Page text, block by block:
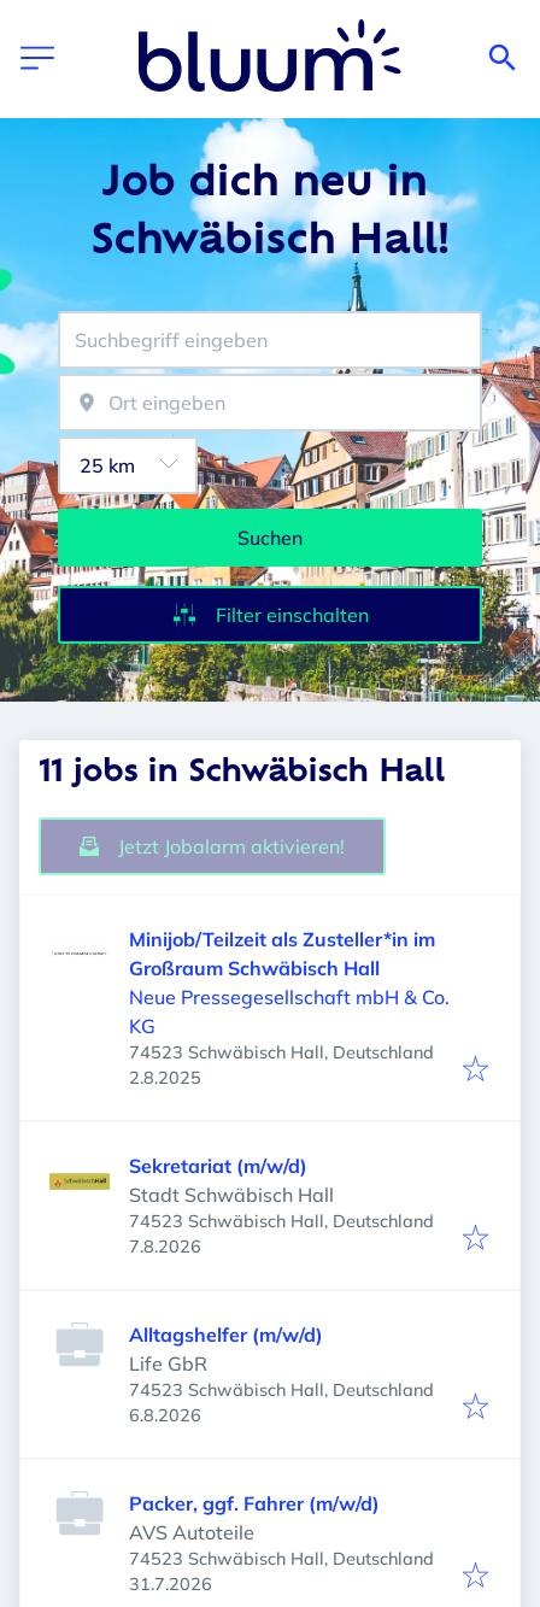
Job dich neu in
Schwäbisch Hall!
Suchen
Filter einschalten
11 jobs in Schwäbisch Hall
Jetzt Jobalarm aktivieren!
Minijob/Teilzeit als Zusteller*in im
Großraum Schwäbisch Hall
Neue Pressegesellschaft mbH & Co.
KG
74523 Schwäbisch Hall, Deutschland
Veröffentlicht
2.8.2025
Sekretariat (m/w/d)
Stadt Schwäbisch Hall
74523 Schwäbisch Hall, Deutschland
Veröffentlicht
7.8.2026
Alltagshelfer (m/w/d)
Life GbR
74523 Schwäbisch Hall, Deutschland
Veröffentlicht
6.8.2026
Packer, ggf. Fahrer (m/w/d)
AVS Autoteile
74523 Schwäbisch Hall, Deutschland
Veröffentlicht
31.7.2026